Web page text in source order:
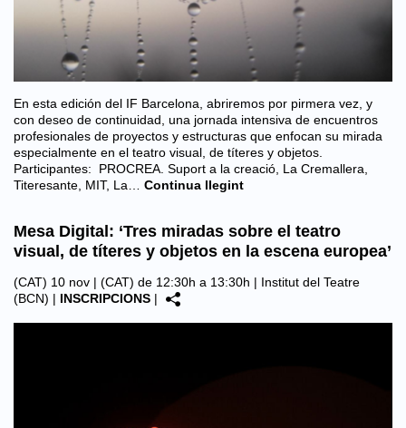
En esta edición del IF Barcelona, abriremos por pirmera vez, y
con deseo de continuidad, una jornada intensiva de encuentros
profesionales de proyectos y estructuras que enfocan su mirada
especialmente en el teatro visual, de títeres y objetos.
Participantes: PROCREA. Suport a la creació, La Cremallera,
Titeresante, MIT, La…
Continua llegint
Mesa Digital: ‘Tres miradas sobre el teatro
visual, de títeres y objetos en la escena europea’
(CAT) 10 nov | (CAT) de 12:30h a 13:30h | Institut del Teatre
(BCN) | INSCRIPCIONS |